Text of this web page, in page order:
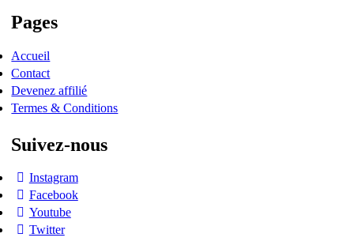
Pages
Accueil
Contact
Devenez affilié
Termes & Conditions
Suivez-nous
Instagram
Facebook
Youtube
Twitter